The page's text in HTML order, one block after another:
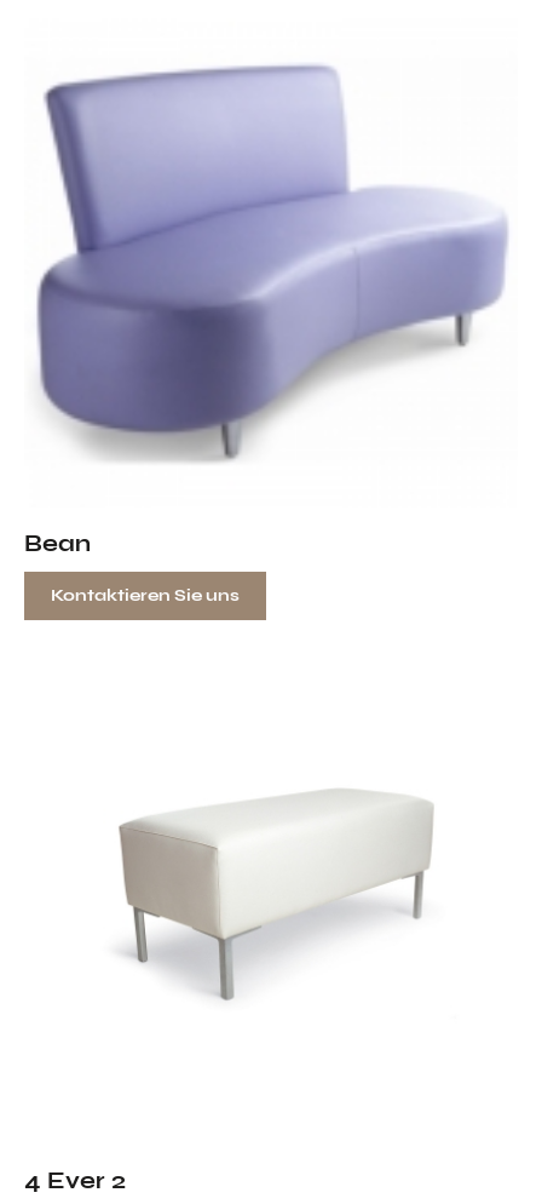
Bean
Kontaktieren Sie uns
4 Ever 2